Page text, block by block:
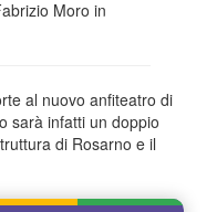
al nuovo anfiteatro di
sarà infatti un doppio
di Rosarno e il